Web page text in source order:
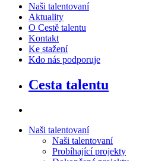
Naši talentovaní
Aktuality
O Cestě talentu
Kontakt
Ke stažení
Kdo nás podporuje
Cesta talentu
Naši talentovaní
Naši talentovaní
Probíhající projekty